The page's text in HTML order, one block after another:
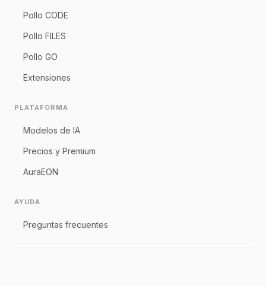
Pollo CODE
Pollo FILES
Pollo GO
Extensiones
PLATAFORMA
Modelos de IA
Precios y Premium
AuraEON
AYUDA
Preguntas frecuentes